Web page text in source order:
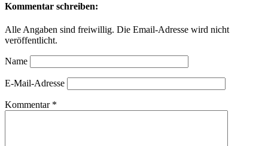
Kommentar schreiben:
Alle Angaben sind freiwillig. Die Email-Adresse wird nicht
veröffentlicht.
Name
E-Mail-Adresse
Kommentar *